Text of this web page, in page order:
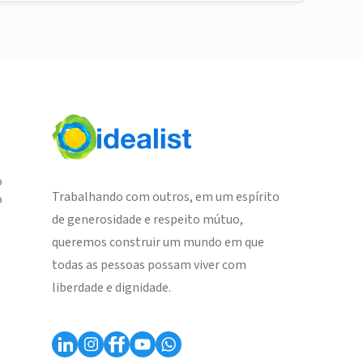
Trabalhando com outros, em um espírito
de generosidade e respeito mútuo,
queremos construir um mundo em que
todas as pessoas possam viver com
liberdade e dignidade.